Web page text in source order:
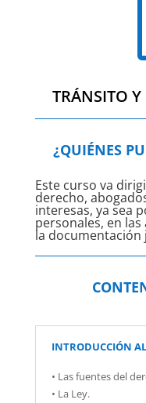
TRÁNSITO
¿QUIÉNES
Este curso va
derecho,
interesas, ya sea
personales, en
la documentación
INTRODUCCIÓN
• Las fuentes del
• La Ley.